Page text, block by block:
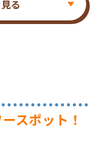
る
スポット！